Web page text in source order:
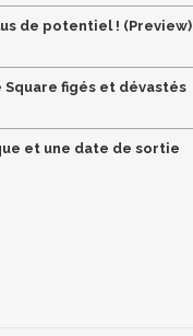
de potentiel ! (Preview)
Square figés et dévastés
et une date de sortie